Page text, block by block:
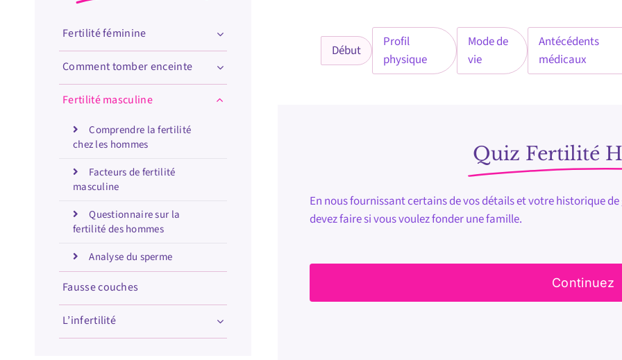
Fertilité féminine
Comment tomber enceinte
Fertilité masculine
Comprendre la fertilité
chez les hommes
Facteurs de fertilité
masculine
Questionnaire sur la
fertilité des hommes
Analyse du sperme
Fausse couches
L’infertilité
Current
Début
Profil
physique
Mode de
vie
Antécédents
médicaux
Quiz Fertilité
En nous fournissant certains de vos détails et votre historique
devez faire si vous voulez fonder une famille.
Continuez